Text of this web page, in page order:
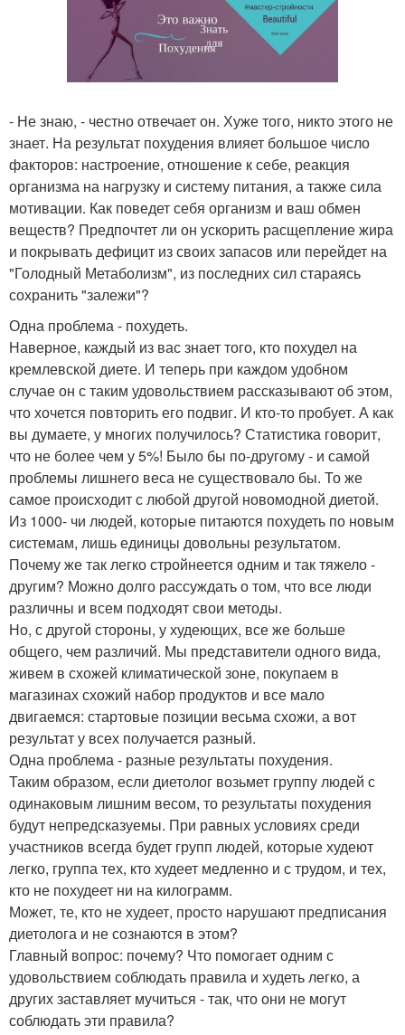
- Не знаю, - честно отвечает он. Хуже того, никто этого не
знает. На результат похудения влияет большое число
факторов: настроение, отношение к себе, реакция
организма на нагрузку и систему питания, а также сила
мотивации. Как поведет себя организм и ваш обмен
веществ? Предпочтет ли он ускорить расщепление жира
и покрывать дефицит из своих запасов или перейдет на
"Голодный Метаболизм", из последних сил стараясь
сохранить "залежи"?
Одна проблема - похудеть.
Наверное, каждый из вас знает того, кто похудел на
кремлевской диете. И теперь при каждом удобном
случае он с таким удовольствием рассказывают об этом,
что хочется повторить его подвиг. И кто-то пробует. А как
вы думаете, у многих получилось? Статистика говорит,
что не более чем у 5%! Было бы по-другому - и самой
проблемы лишнего веса не существовало бы. То же
самое происходит с любой другой новомодной диетой.
Из 1000- чи людей, которые питаются похудеть по новым
системам, лишь единицы довольны результатом.
Почему же так легко стройнеется одним и так тяжело -
другим? Можно долго рассуждать о том, что все люди
различны и всем подходят свои методы.
Но, с другой стороны, у худеющих, все же больше
общего, чем различий. Мы представители одного вида,
живем в схожей климатической зоне, покупаем в
магазинах схожий набор продуктов и все мало
двигаемся: стартовые позиции весьма схожи, а вот
результат у всех получается разный.
Одна проблема - разные результаты похудения.
Таким образом, если диетолог возьмет группу людей с
одинаковым лишним весом, то результаты похудения
будут непредсказуемы. При равных условиях среди
участников всегда будет групп людей, которые худеют
легко, группа тех, кто худеет медленно и с трудом, и тех,
кто не похудеет ни на килограмм.
Может, те, кто не худеет, просто нарушают предписания
диетолога и не сознаются в этом?
Главный вопрос: почему? Что помогает одним с
удовольствием соблюдать правила и худеть легко, а
других заставляет мучиться - так, что они не могут
соблюдать эти правила?